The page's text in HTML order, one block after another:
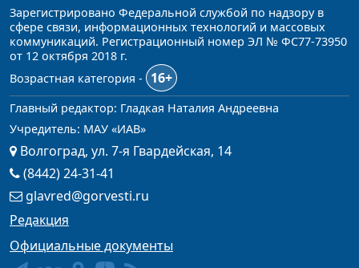
Зарегистрировано Федеральной службой по надзору в
сфере связи, информационных технологий и массовых
коммуникаций. Регистрационный номер ЭЛ № ФС77-73950
от 12 октября 2018 г.
Возрастная категория -
16+
Главный редактор: Гладкая Наталия Андреевна
Учредитель: МАУ «ИАВ»
Волгоград, ул. 7-я Гвардейская, 14
(8442) 24-31-41
glavred@gorvesti.ru
Редакция
Официальные документы